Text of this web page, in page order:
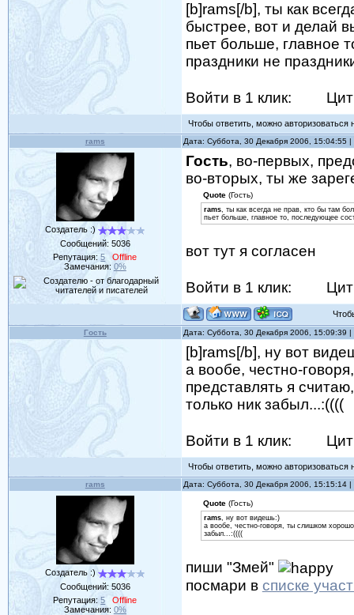
[b]rams[/b], ты как
быстрее, вот и делай
пьет больше, главное
праздники не
Войти в 1 клик:
Чтобы ответить, можно авторизоваться
rams Дата: Суббота, 30 Декабря 2006, 15:04:55
Создатель :)
Сообщений: 5036
Репутация:5
Offline
Замечания: 0%
Гость, во-первых,
во-вторых, ты же
Quote(Гость)
rams, ты как всегда не прав, кто бы там
пьет больше, главное то, последующее
вот тут я согласен
Войти в 1 клик:
Гость Дата: Суббота, 30 Декабря 2006, 15:09:39
[b]rams[/b], ну вот
а вообе, честно-
представлять я
только ник забыл...:((((
Войти в 1 клик:
Чтобы ответить, можно авторизоваться
rams Дата: Суббота, 30 Декабря 2006, 15:15:14
Создатель :)
Сообщений: 5036
Репутация:5
Offline
Замечания: 0%
Quote(Гость)
rams, ну вот видешь:)
а вообе, честно-говоря, ты слишком
забыл...:((((
пиши "Змей"
посмари в списке